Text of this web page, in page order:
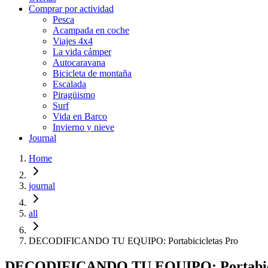
Comprar por actividad
Pesca
Acampada en coche
Viajes 4x4
La vida cámper
Autocaravana
Bicicleta de montaña
Escalada
Piragüismo
Surf
Vida en Barco
Invierno y nieve
Journal
Home
journal
all
DECODIFICANDO TU EQUIPO: Portabicicletas Pro